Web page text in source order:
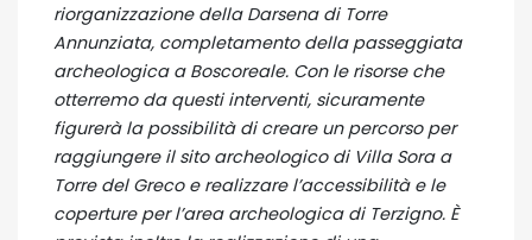
riorganizzazione della Darsena di Torre
Annunziata, completamento della passeggiata
archeologica a Boscoreale. Con le risorse che
otterremo da questi interventi, sicuramente
figurerà la possibilità di creare un percorso per
raggiungere il sito archeologico di Villa Sora a
Torre del Greco e realizzare l’accessibilità e le
coperture per l’area archeologica di Terzigno. È